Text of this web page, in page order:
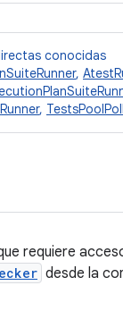
conocidas
,
,
requiere
desde la